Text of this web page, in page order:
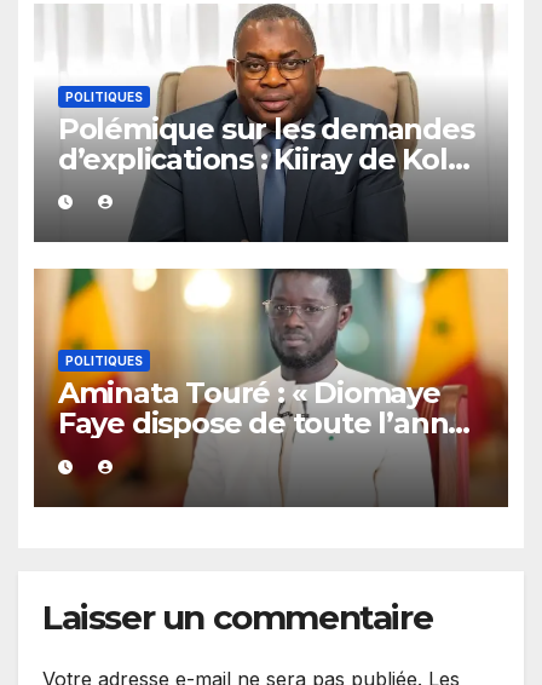
POLITIQUES
Polémique sur les demandes
d’explications : Kiiray de Kolda
apporte son soutien à
Mamadou Lamine Dianté
POLITIQUES
Aminata Touré : « Diomaye
Faye dispose de toute l’année
2027 pour organiser les
élections locales dans la
légalité »
Laisser un commentaire
Votre adresse e-mail ne sera pas publiée. Les